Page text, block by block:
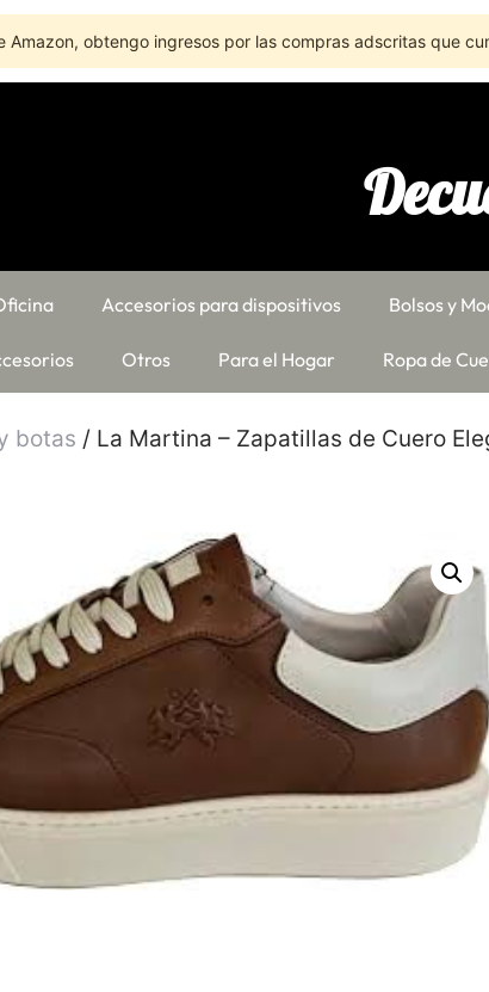
Amazon, obtengo ingresos por las compras adscritas que
Accesorios para dispositivos Bolsos y
Otros Para el Hogar Ropa de
botas / La Martina – Zapatillas de Cuero